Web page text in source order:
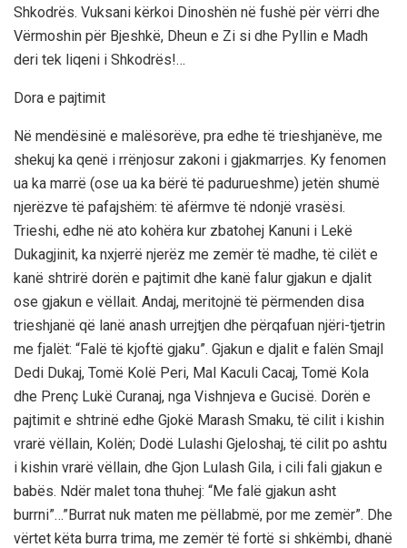
Shkodrës. Vuksani kërkoi Dinoshën në fushë për vërri dhe
Vërmoshin për Bjeshkë, Dheun e Zi si dhe Pyllin e Madh
deri tek liqeni i Shkodrës!…
Dora e pajtimit
Në mendësinë e malësorëve, pra edhe të trieshjanëve, me
shekuj ka qenë i rrënjosur zakoni i gjakmarrjes. Ky fenomen
ua ka marrë (ose ua ka bërë të padurueshme) jetën shumë
njerëzve të pafajshëm: të afërmve të ndonjë vrasësi.
Trieshi, edhe në ato kohëra kur zbatohej Kanuni i Lekë
Dukagjinit, ka nxjerrë njerëz me zemër të madhe, të cilët e
kanë shtrirë dorën e pajtimit dhe kanë falur gjakun e djalit
ose gjakun e vëllait. Andaj, meritojnë të përmenden disa
trieshjanë që lanë anash urrejtjen dhe përqafuan njëri-tjetrin
me fjalët: “Falë të kjoftë gjaku”. Gjakun e djalit e falën Smajl
Dedi Dukaj, Tomë Kolë Peri, Mal Kaculi Cacaj, Tomë Kola
dhe Prenç Lukë Curanaj, nga Vishnjeva e Gucisë. Dorën e
pajtimit e shtrinë edhe Gjokë Marash Smaku, të cilit i kishin
vrarë vëllain, Kolën; Dodë Lulashi Gjeloshaj, të cilit po ashtu
i kishin vrarë vëllain, dhe Gjon Lulash Gila, i cili fali gjakun e
babës. Ndër malet tona thuhej: “Me falë gjakun asht
burrni”…”Burrat nuk maten me pëllabmë, por me zemër”. Dhe
vërtet këta burra trima, me zemër të fortë si shkëmbi, dhanë